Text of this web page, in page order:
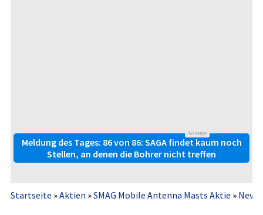
Anzeige
Meldung des Tages: 86 von 86: SAGA findet kaum noch
Stellen, an denen die Bohrer nicht treffen
Startseite »Aktien »SMAG Mobile Antenna Masts Aktie » News